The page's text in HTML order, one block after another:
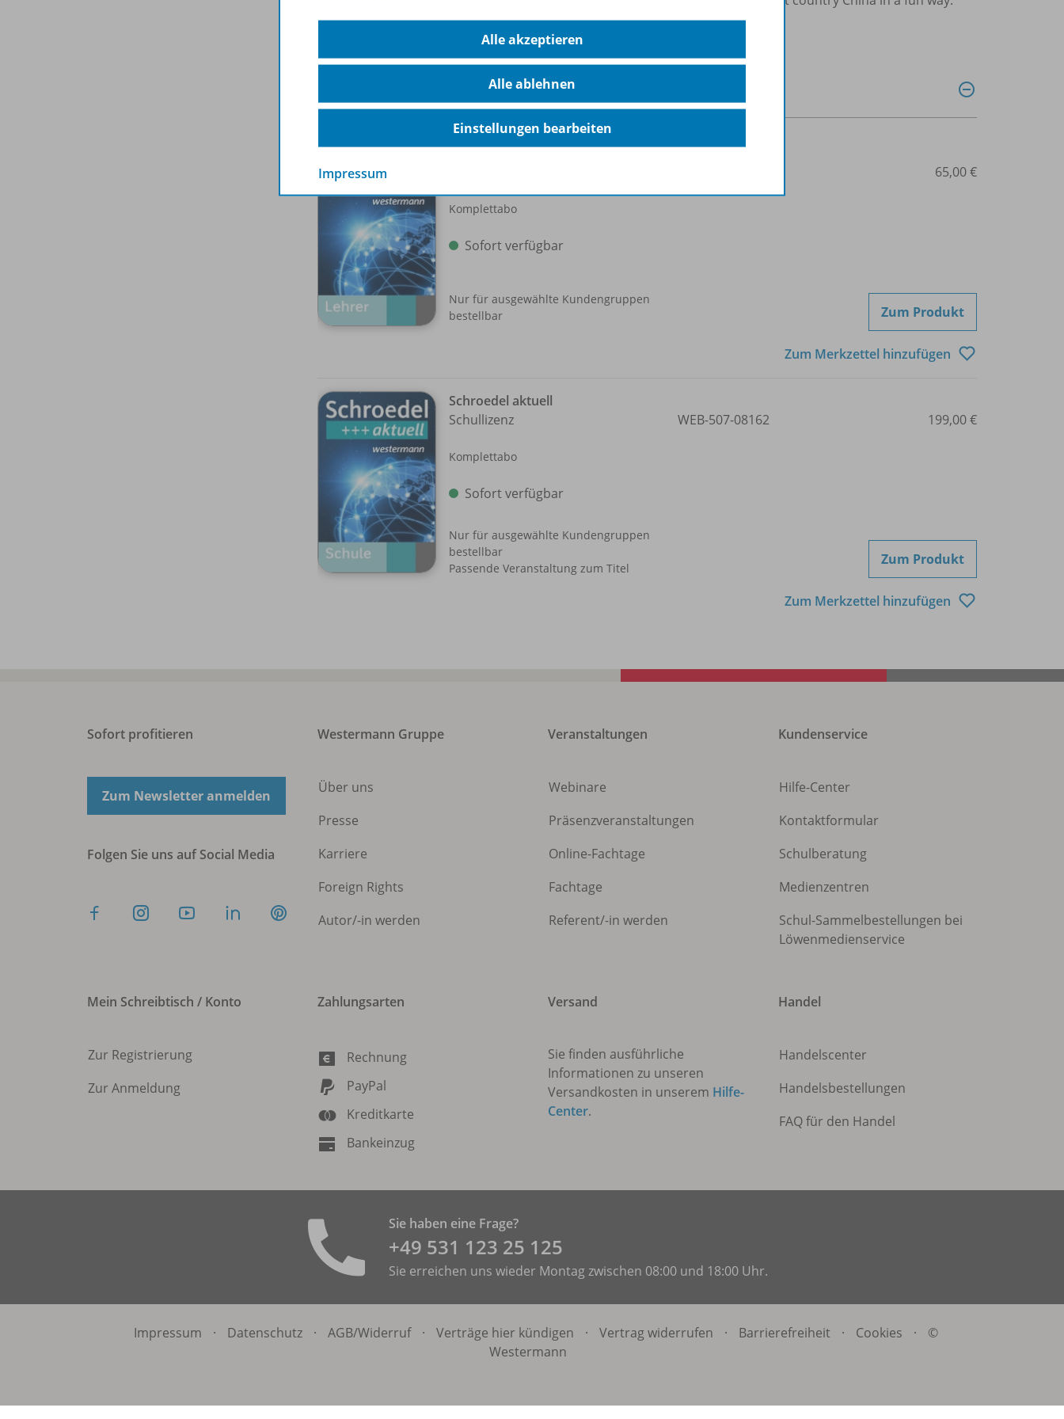
Schroedel aktuell
Komplettabo
Sofort verfügbar
Nur für ausgewählte Kundengruppen
bestellbar
65,00 €
Zum Produkt
Zum Merkzettel hinzufügen
Schroedel aktuell
Schullizenz
Komplettabo
Sofort verfügbar
Nur für ausgewählte Kundengruppen
bestellbar
Passende Veranstaltung zum Titel
WEB-507-08162 199,00 €
Zum Produkt
Zum Merkzettel hinzufügen
Sofort profitieren
Zum Newsletter anmelden
Folgen Sie uns auf Social Media
Westermann Gruppe
Über uns
Presse
Karriere
Foreign Rights
Autor/-in werden
Veranstaltungen
Webinare
Präsenzveranstaltungen
Online-Fachtage
Fachtage
Referent/-in werden
Kundenservice
Hilfe-Center
Kontaktformular
Schulberatung
Medienzentren
Schul-Sammelbestellungen bei
Löwenmedienservice
Mein Schreibtisch / Konto
Zur Registrierung
Zur Anmeldung
Zahlungsarten
Rechnung
PayPal
Kreditkarte
Bankeinzug
Versand
Sie finden ausführliche
Informationen zu unseren
Versandkosten in unserem Hilfe-
Center.
Handel
Handelscenter
Handelsbestellungen
FAQ für den Handel
Sie haben eine Frage?
+49 531 ­123 25 125
Sie erreichen uns wieder Montag zwischen 08:00 und 18:00 Uhr.
Impressum · Datenschutz · AGB/Widerruf · Verträge hier kündigen · Vertrag widerrufen · Barrierefreiheit · Cookies ·
©
Westermann
Alle akzeptieren
Alle ablehnen
Einstellungen bearbeiten
Impressum